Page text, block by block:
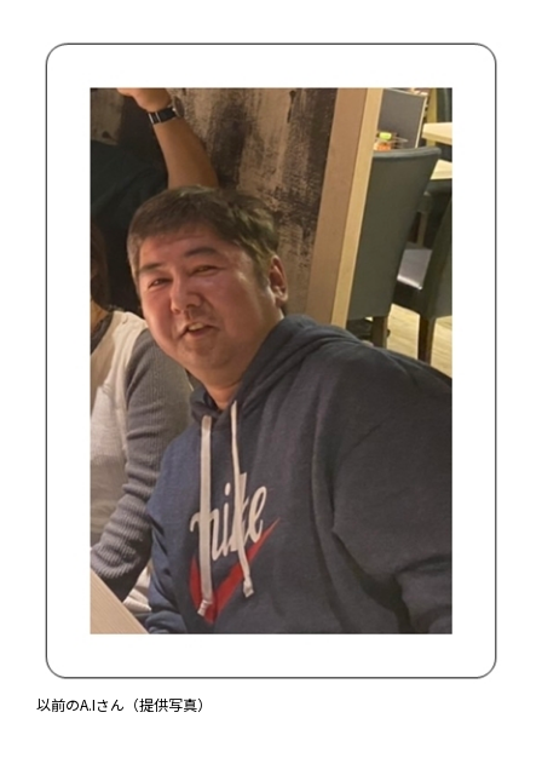
以前のA.Iさん（提供写真）